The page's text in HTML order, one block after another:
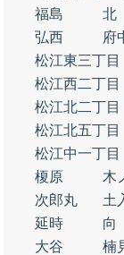
福島
北
弘西
府
松江東三丁目
松江西二丁目
松江北二丁目
松江北五丁目
松江中一丁目
榎原
木
次郎丸
土
延時
向
大谷
楠